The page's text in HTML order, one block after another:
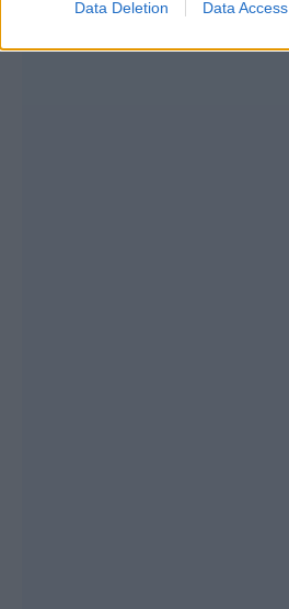
Data Deletion Data Access